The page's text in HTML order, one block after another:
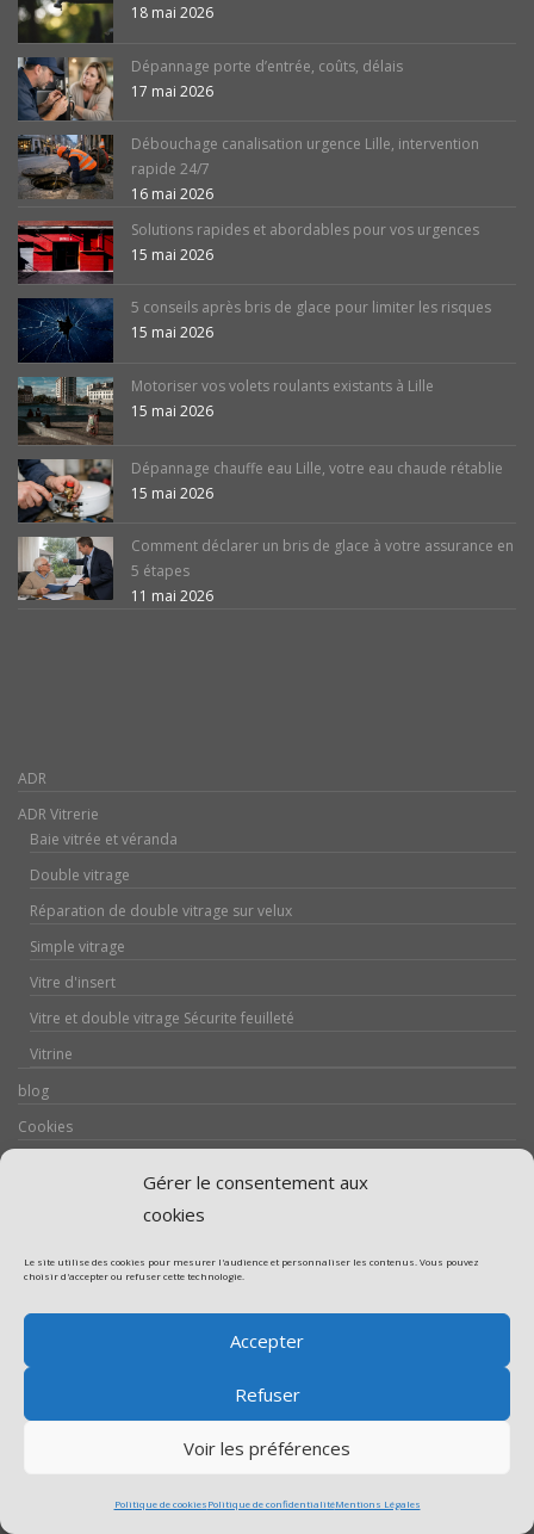
Gérer le consentement aux
cookies
Le site utilise des cookies pour mesurer l'audience et personnaliser les contenus. Vous pouvez
choisir d'accepter ou refuser cette technologie.
Accepter
Refuser
Voir les préférences
Politique de cookiesPolitique de confidentialitéMentions Légales
18 mai 2026
Dépannage porte d’entrée, coûts, délais
17 mai 2026
Débouchage canalisation urgence Lille, intervention
rapide 24/7
16 mai 2026
Solutions rapides et abordables pour vos urgences
15 mai 2026
5 conseils après bris de glace pour limiter les risques
15 mai 2026
Motoriser vos volets roulants existants à Lille
15 mai 2026
Dépannage chauffe eau Lille, votre eau chaude rétablie
15 mai 2026
Comment déclarer un bris de glace à votre assurance en
5 étapes
11 mai 2026
ADR
ADR Vitrerie
Baie vitrée et véranda
Double vitrage
Réparation de double vitrage sur velux
Simple vitrage
Vitre d'insert
Vitre et double vitrage Sécurite feuilleté
Vitrine
blog
Cookies
Partenaires
Promotion Franchise Vitrerie
Promotion Serrurerie